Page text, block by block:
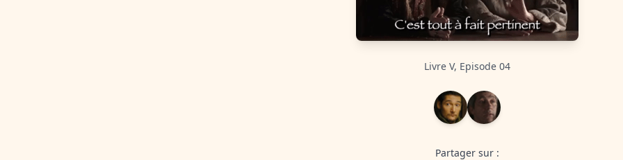
Livre V, Episode 04
Partager sur :